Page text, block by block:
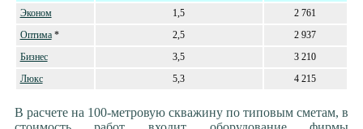
Эконом 1,5
2 761
Оптима* 2,5
2 937
Бизнес
3,5
3 210
Люкс
5,3 4 215
В расчете на 100-метровую скважину по типовым сметам, в